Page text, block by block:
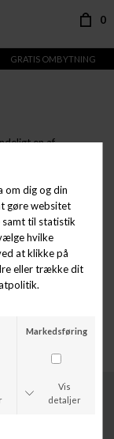
0
GRATIS OMBYTNING
en af
med det
Adidas.Det
sko stadig
og
co-lab efter